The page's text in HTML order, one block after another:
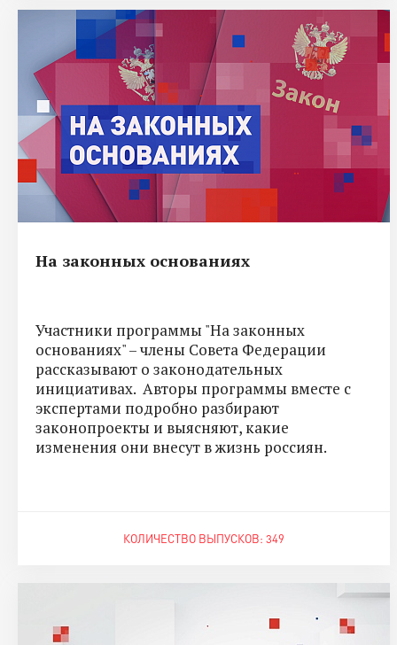
На законных основаниях
Участники программы "На законных
основаниях" – члены Совета Федерации
рассказывают о законодательных
инициативах. Авторы программы вместе с
экспертами подробно разбирают
законопроекты и выясняют, какие
изменения они внесут в жизнь россиян.
КОЛИЧЕСТВО ВЫПУСКОВ: 349